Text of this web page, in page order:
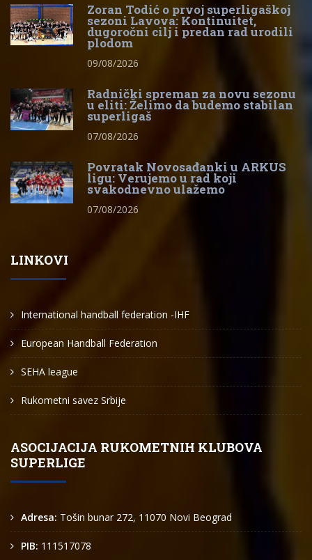
Zoran Todić o prvoj superligaškoj
sezoni Lavova: Kontinuitet,
dugoročni cilj i predan rad urodili
plodom
09/08/2026
Radnički spreman za novu sezonu
u eliti: Želimo da budemo stabilan
superligaš
07/08/2026
Povratak Novosađanki u ARKUS
ligu: Verujemo u rad koji
svakodnevno ulažemo
07/08/2026
LINKOVI
International handball federation -IHF
European Handball Federation
SEHA league
Rukometni savez Srbije
ASOCIJACIJA RUKOMETNIH KLUBOVA
SUPERLIGE
Adresa: Tošin bunar 272, 11070 Novi Beograd
PIB: 111517078